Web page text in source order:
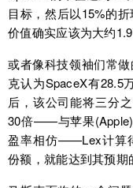
目标，然后以15%的
价值确实应该为大约1.9
或者像科技领袖们常
克认为SpaceX有28.5
后，该公司能将三分
30倍——与苹果(Apple)
盈率相仿——Lex计算
份额，就能达到其预期